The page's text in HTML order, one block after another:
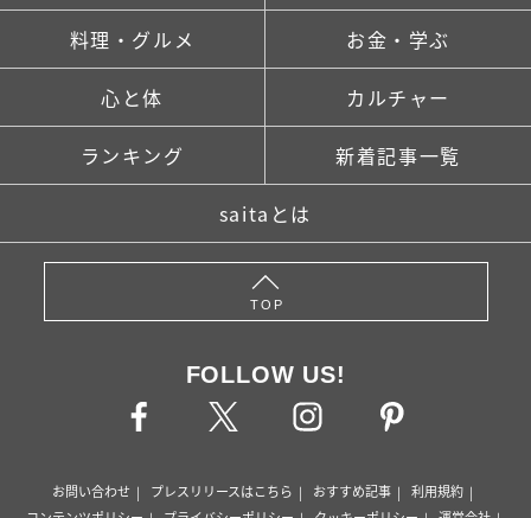
料理・グルメ お金・学ぶ
心と体 カルチャー
ランキング 新着記事一覧
saitaとは
TOP
FOLLOW US!
お問い合わせ プレスリリースはこちら おすすめ記事
利用規約